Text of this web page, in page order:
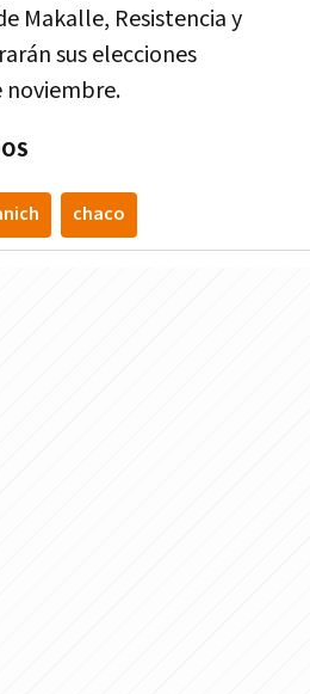
Makalle, Resistencia y
sus elecciones
noviembre.
chaco